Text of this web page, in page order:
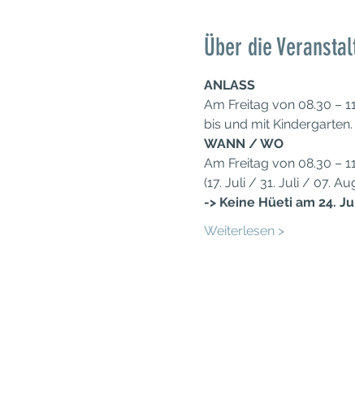
Über die
ANLASS
Am Freitag von 08.30 –
bis und mit Kindergarten.
WANN / WO
Am Freitag von 08.30 –
(17. Juli / 31. Juli / 07.
-> Keine Hüeti am 24.
Weiterlesen >